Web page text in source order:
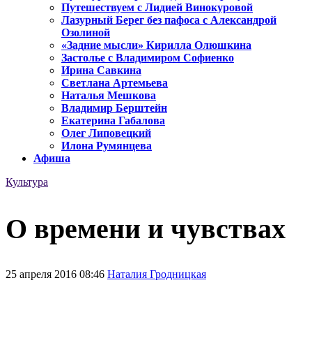
Путешествуем с Лидией Винокуровой
Лазурный Берег без пафоса с Александрой
Озолиной
«Задние мысли» Кирилла Олюшкина
Застолье с Владимиром Софиенко
Ирина Савкина
Светлана Артемьева
Наталья Мешкова
Владимир Берштейн
Екатерина Габалова
Олег Липовецкий
Илона Румянцева
Афиша
Культура
О времени и чувствах
25 апреля 2016 08:46 Наталия Гродницкая